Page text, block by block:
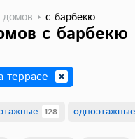
домов с барбекю
с барбекю
террасе
128